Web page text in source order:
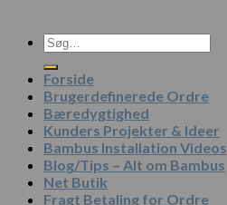
Søg
efter:
Forside
Brugerdefinerede Ordre
Bæredygtighed
Kunders Projekter & Ideer
Bambus Installation Videos
Blog/Tips – Alt om Bambus
Net Butik
Fragt Betaling for Ordre